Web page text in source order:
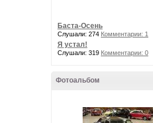
Баста-Осень
Слушали: 274 Комментарии: 1
Я устал!
Слушали: 319 Комментарии: 0
Фотоальбом